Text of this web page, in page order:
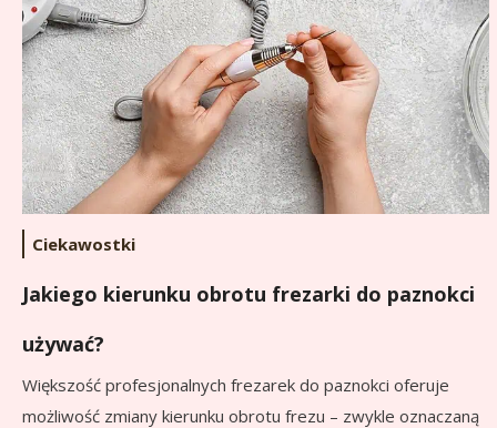
Ciekawostki
Jakiego kierunku obrotu frezarki do paznokci
używać?
Większość profesjonalnych frezarek do paznokci oferuje
możliwość zmiany kierunku obrotu frezu – zwykle oznaczaną